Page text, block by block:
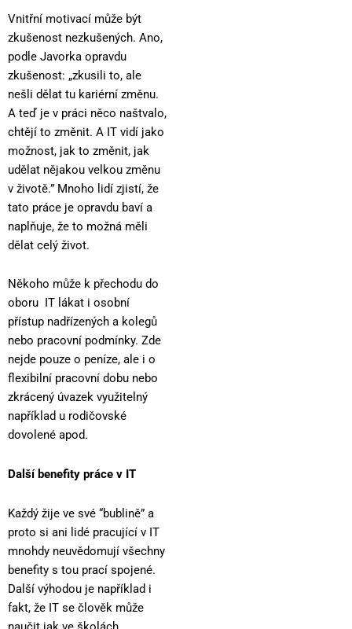
Vnitřní motivací může být
zkušenost nezkušených. Ano,
podle Javorka opravdu
zkušenost: „zkusili to, ale
nešli dělat tu kariérní změnu.
A teď je v práci něco naštvalo,
chtějí to změnit. A IT vidí jako
možnost, jak to změnit, jak
udělat nějakou velkou změnu
v životě.” Mnoho lidí zjistí, že
tato práce je opravdu baví a
naplňuje, že to možná měli
dělat celý život.
Někoho může k přechodu do
oboru IT lákat i osobní
přístup nadřízených a kolegů
nebo pracovní podmínky. Zde
nejde pouze o peníze, ale i o
flexibilní pracovní dobu nebo
zkrácený úvazek využitelný
například u rodičovské
dovolené apod.
Další benefity práce v IT
Každý žije ve své “bublině” a
proto si ani lidé pracující v IT
mnohdy neuvědomují všechny
benefity s tou prací spojené.
Další výhodou je například i
fakt, že IT se člověk může